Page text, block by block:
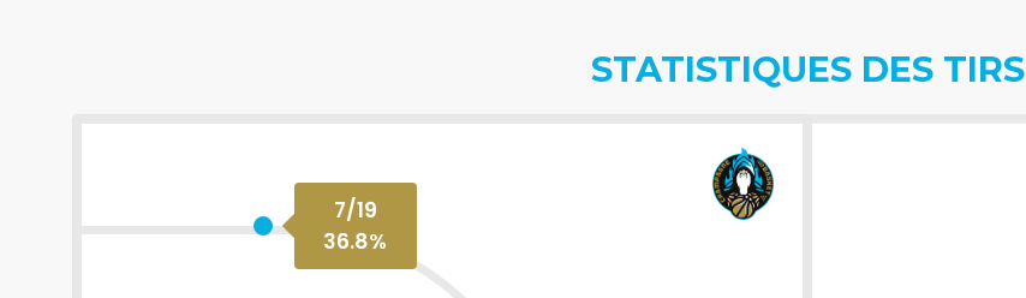
STATISTIQUES DES TIRS
7/19
36.8%